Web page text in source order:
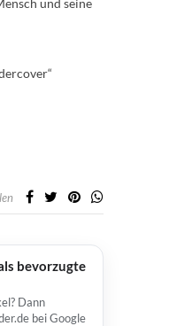
und seine
bevorzugte
Dann
bei Google